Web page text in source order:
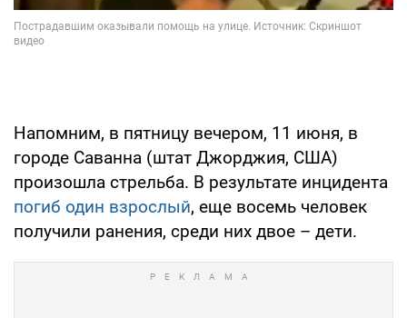
Напомним, в пятницу вечером, 11 июня, в
городе Саванна (штат Джорджия, США)
произошла стрельба. В результате инцидента
погиб один взрослый, еще восемь человек
получили ранения, среди них двое – дети.